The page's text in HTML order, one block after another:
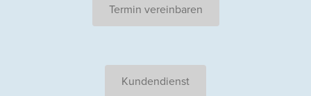
Termin vereinbaren
Kundendienst